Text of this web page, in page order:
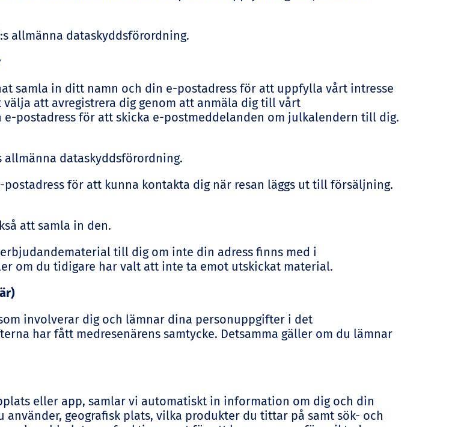
allmänna dataskyddsförordning.
samla in ditt namn och din e-postadress för att uppfylla vårt intresse
att avregistrera dig genom att anmäla dig till vårt
postadress för att skicka e-postmeddelanden om julkalendern till dig.
allmänna dataskyddsförordning.
postadress för att kunna kontakta dig när resan läggs ut till försäljning.
att samla in den.
till dig om inte din adress finns med i
om du tidigare har valt att inte ta emot utskickat material.
involverar dig och lämnar dina personuppgifter i det
har fått medresenärens samtycke. Detsamma gäller om du lämnar
eller app, samlar vi automatiskt in information om dig och din
geografisk plats, vilka produkter du tittar på samt sök- och